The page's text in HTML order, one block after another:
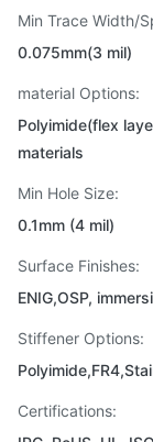
Min Trace Width/
0.075mm(3 mil)
material Options:
Polyimide(flex
materials
Min Hole Size:
0.1mm (4 mil)
Surface Finishes:
ENIG,OSP,
Stiffener Options:
Certifications: